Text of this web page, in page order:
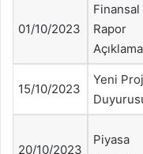
01/10/2023
Finansal
Rapor
15/10/2023
Yeni
20/10/2023
Piyasa